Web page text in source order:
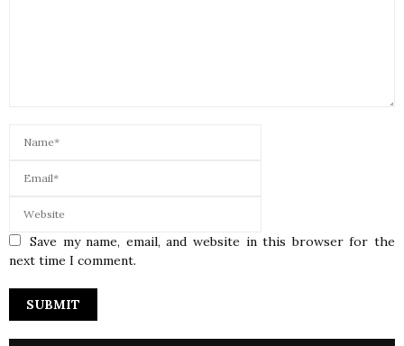
Save my name, email, and website in this browser for the
next time I comment.